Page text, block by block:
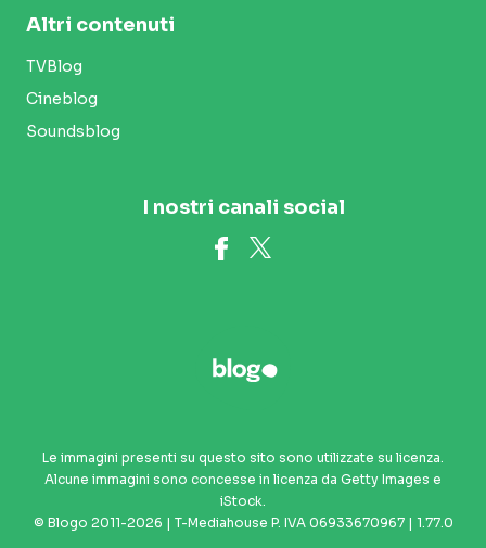
Altri contenuti
TVBlog
Cineblog
Soundsblog
I nostri canali social
Le immagini presenti su questo sito sono utilizzate su licenza.
Alcune immagini sono concesse in licenza da Getty Images e
iStock.
© Blogo 2011-2026 | T-Mediahouse P. IVA 06933670967 | 1.77.0